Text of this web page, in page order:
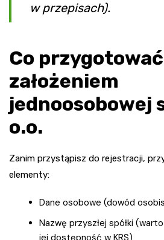
w przepisach).
Co
założeniem
jednoosobowej
o.o.
Zanim przystąpisz do rejestracji,
elementy:
Dane osobowe (dowód
Nazwę przyszłej spółki